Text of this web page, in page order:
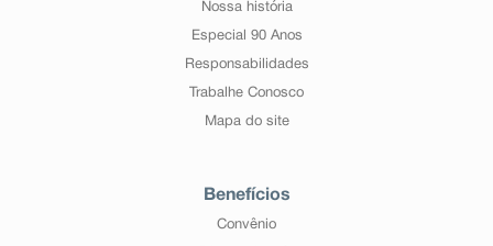
Nossa história
Especial 90 Anos
Responsabilidades
Trabalhe Conosco
Mapa do site
Benefícios
Convênio